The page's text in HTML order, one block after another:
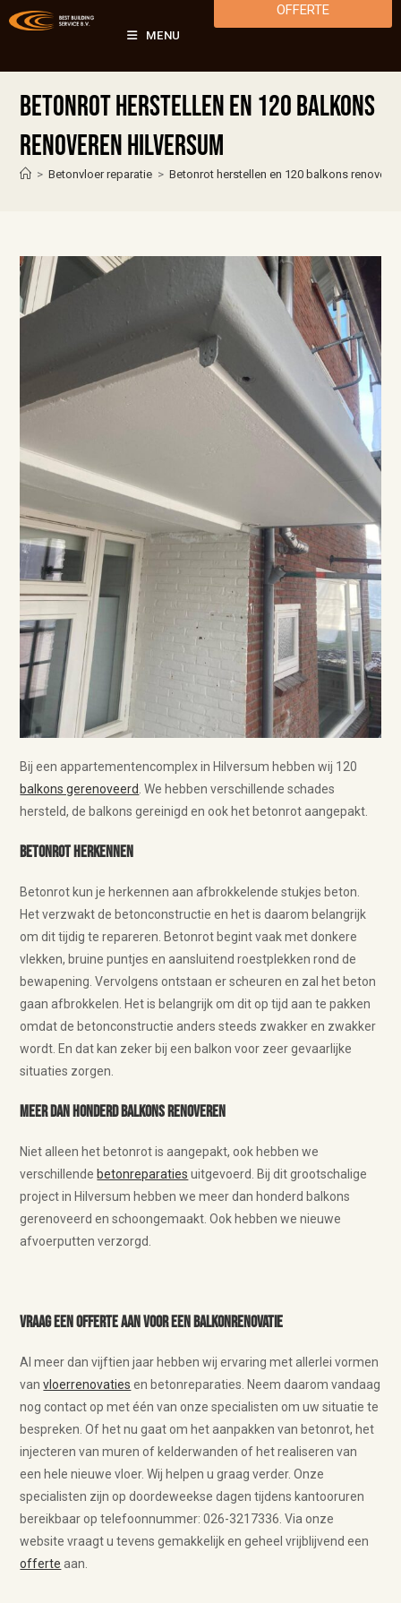
MENU
OFFERTE
Betonrot herstellen en 120 balkons
renoveren Hilversum
> Betonvloer reparatie > Betonrot herstellen en 120 balkons
Bij een appartementencomplex in Hilversum hebben wij 120
balkons gerenoveerd . We hebben verschillende schades
hersteld, de balkons gereinigd en ook het betonrot aangepakt.
Betonrot herkennen
Betonrot kun je herkennen aan afbrokkelende stukjes beton.
Het verzwakt de betonconstructie en het is daarom belangrijk
om dit tijdig te repareren. Betonrot begint vaak met donkere
vlekken, bruine puntjes en aansluitend roestplekken rond de
bewapening. Vervolgens ontstaan er scheuren en zal het beton
gaan afbrokkelen. Het is belangrijk om dit op tijd aan te pakken
omdat de betonconstructie anders steeds zwakker en zwakker
wordt. En dat kan zeker bij een balkon voor zeer gevaarlijke
situaties zorgen.
Meer dan honderd balkons renoveren
Niet alleen het betonrot is aangepakt, ook hebben we
verschillendebetonreparaties uitgevoerd. Bij dit grootschalige
project in Hilversum hebben we meer dan honderd balkons
gerenoveerd en schoongemaakt. Ook hebben we nieuwe
afvoerputten verzorgd.
Vraag een offerte aan voor een balkonrenovatie
Al meer dan vijftien jaar hebben wij ervaring met allerlei vormen
vanvloerrenovaties en betonreparaties. Neem daarom vandaag
nog contact op met één van onze specialisten om uw situatie te
bespreken. Of het nu gaat om het aanpakken van betonrot, het
injecteren van muren of kelderwanden of het realiseren van
een hele nieuwe vloer. Wij helpen u graag verder. Onze
specialisten zijn op doordeweekse dagen tijdens kantooruren
bereikbaar op telefoonnummer: 026-3217336. Via onze
website vraagt u tevens gemakkelijk en geheel vrijblijvend een
offerte aan.